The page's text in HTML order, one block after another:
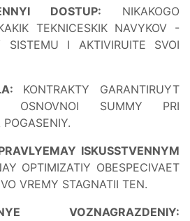
DOSTUP: NIKAKOGO
TEKNICESKIK NAVYKOV -
SISTEMU I AKTIVIRUITE SVOI
KONTRAKTY GARANTIRUYT
OSNOVNOI SUMMY PRI
ISKUSSTVENNYM
OPTIMIZATIY OBESPECIVAET
VREMY STAGNATII TEN.
VOZNAGRAZDENIY: